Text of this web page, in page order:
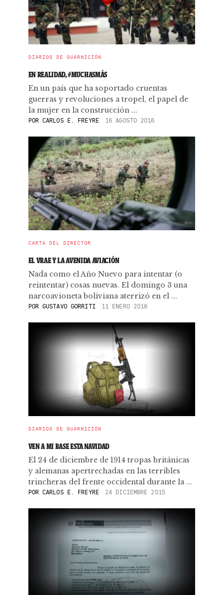
DIARIOS DE GUARNICIÓN
EN REALIDAD, #MUCHASMÁS
En un país que ha soportado cruentas
guerras y revoluciones a tropel, el papel de
la mujer en la construcción ...
PORCARLOS E. FREYRE 16 AGOSTO 2016
CARTA DEL DIRECTOR
EL VRAE Y LA AVENIDA AVIACIÓN
Nada como el Año Nuevo para intentar (o
reintentar) cosas nuevas. El domingo 3 una
narcoavioneta boliviana aterrizó en el ...
POR GUSTAVO GORRITI 11 ENERO 2016
DIARIOS DE GUARNICIÓN
VEN A MI BASE ESTA NAVIDAD
El 24 de diciembre de 1914 tropas británicas
y alemanas apertrechadas en las terribles
trincheras del frente occidental durante la ...
PORCARLOS E. FREYRE 24 DICIEMBRE 2015